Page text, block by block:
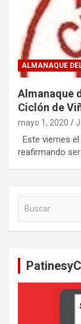
ALMANAQUE
Almanaque
Ciclón de
mayo 1, 2020
Este viernes
reafirmando